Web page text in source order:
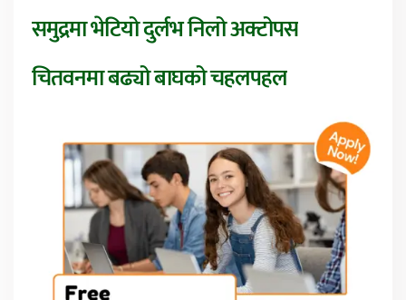
समुद्रमा भेटियो दुर्लभ निलो अक्टोपस
चितवनमा बढ्यो बाघको चहलपहल